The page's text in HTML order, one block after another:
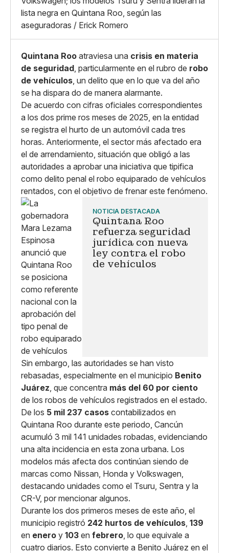
lista negra en Quintana Roo, según las
aseguradoras / Erick Romero
Quintana Roo atraviesa una crisis en materia
de seguridad, particularmente en el rubro de robo
de vehículos, un delito que en lo que va del año
se ha dispara do de manera alarmante.
De acuerdo con cifras oficiales correspondientes
a los dos prime ros meses de 2025, en la entidad
se registra el hurto de un automóvil cada tres
horas. Anteriormente, el sector más afectado era
el de arrendamiento, situación que obligó a las
autoridades a aprobar una iniciativa que tipifica
como delito penal el robo equiparado de vehículos
rentados, con el objetivo de frenar este fenómeno.
NOTICIA DESTACADA
Quintana Roo
refuerza seguridad
jurídica con nueva
ley contra el robo
de vehículos
Sin embargo, las autoridades se han visto
rebasadas, especialmente en el municipio Benito
Juárez, que concentra más del 60 por ciento
de los robos de vehículos registrados en el estado.
De los 5 mil 237 casos contabilizados en
Quintana Roo durante este periodo, Cancún
acumuló 3 mil 141 unidades robadas, evidenciando
una alta incidencia en esta zona urbana. Los
modelos más afecta dos continúan siendo de
marcas como Nissan, Honda y Volkswagen,
destacando unidades como el Tsuru, Sentra y la
CR-V, por mencionar algunos.
Durante los dos primeros meses de este año, el
municipio registró 242 hurtos de vehículos, 139
en enero y 103 en febrero, lo que equivale a
cuatro diarios. Esto convierte a Benito Juárez en el